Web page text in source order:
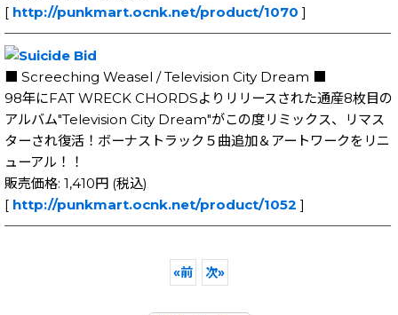
[ http://punkmart.ocnk.net/product/1070 ]
─────────────────────────────
■ Screeching Weasel / Television City Dream ■
98年にFAT WRECK CHORDSよりリリースされた通産8枚目の
アルバム"Television City Dream"がこの度リミックス、リマス
ターされ復活！ボーナストラック５曲追加＆アートワークをリニ
ューアル！！
販売価格: 1,410円 (税込)
[ http://punkmart.ocnk.net/product/1052 ]
─────────────────────────────
«前 次»